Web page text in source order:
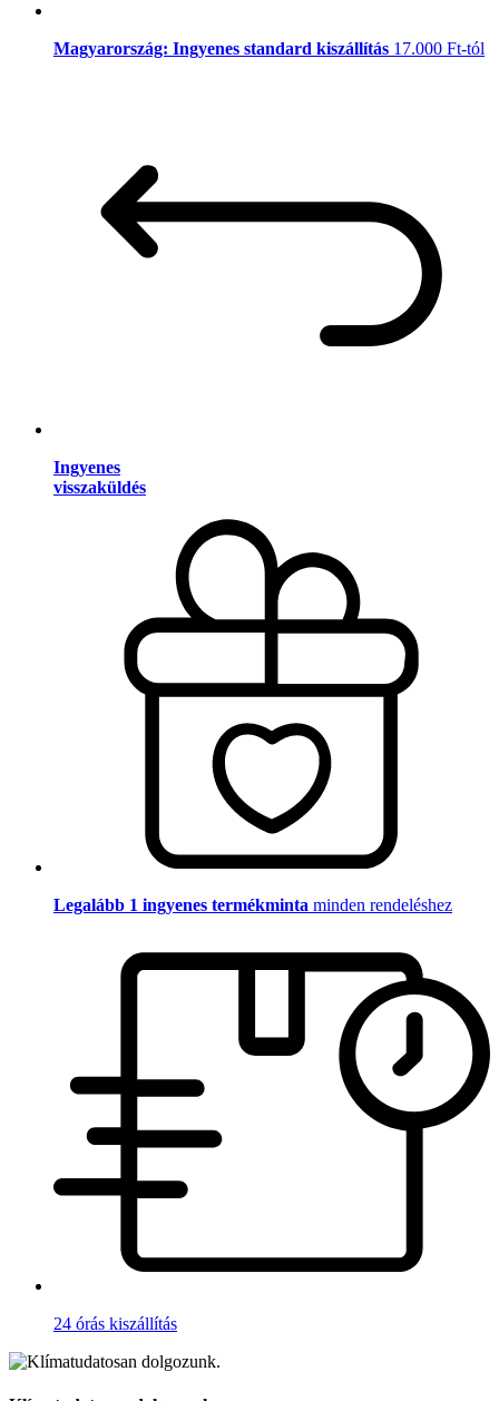
Magyarország: Ingyenes standard kiszállítás 17.000 Ft-tól
Ingyenes
visszaküldés
Legalább 1 ingyenes termékminta minden rendeléshez
24 órás kiszállítás